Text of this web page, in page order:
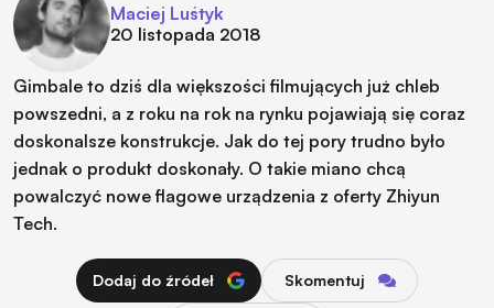
Maciej Luśtyk
20 listopada 2018
Gimbale to dziś dla większości filmujących już chleb
powszedni, a z roku na rok na rynku pojawiają się coraz
doskonalsze konstrukcje. Jak do tej pory trudno było
jednak o produkt doskonały. O takie miano chcą
powalczyć nowe flagowe urządzenia z oferty Zhiyun
Tech.
Dodaj do źródeł Skomentuj